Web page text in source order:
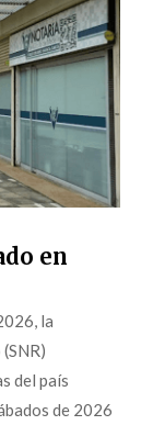
en
la
del país
de 2026